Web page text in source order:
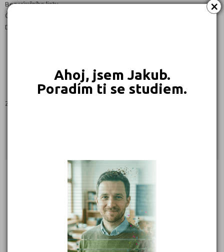
×
Ahoj, jsem Jakub.
Poradím ti se studiem.
Bez výučního listu
Čeština
Denní
Zaměření:
Palackého 142, 55101 Jaroměř(Mapa )
Zřizovatel: Krajské
Telefon: 491 421 784, 603 363 092
http://www.zsspecaddjaromer.cz/
reditelka@zsspecaddjaromer.cz
Zobrazení detailu: 4 387, vyhledáno: 843 864
Zobrazení detailu tento měsíc: 0,